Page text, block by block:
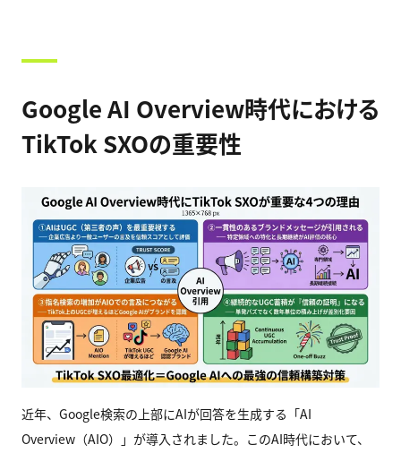
Google AI Overview時代における
TikTok SXOの重要性
近年、Google検索の上部にAIが回答を生成する「AI
Overview（AIO）」が導入されました。このAI時代において、